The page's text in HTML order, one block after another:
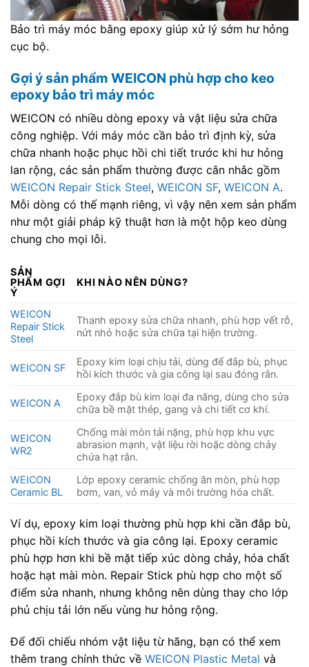
Bảo trì máy móc bằng epoxy giúp xử lý sớm hư hỏng
cục bộ.
Gợi ý sản phẩm WEICON phù hợp cho keo
epoxy bảo trì máy móc
WEICON có nhiều dòng epoxy và vật liệu sửa chữa
công nghiệp. Với máy móc cần bảo trì định kỳ, sửa
chữa nhanh hoặc phục hồi chi tiết trước khi hư hỏng
lan rộng, các sản phẩm thường được cân nhắc gồm
WEICON Repair Stick Steel, WEICON SF, WEICON A.
Mỗi dòng có thế mạnh riêng, vì vậy nên xem sản phẩm
như một giải pháp kỹ thuật hơn là một hộp keo dùng
chung cho mọi lỗi.
SẢN
PHẨM GỢI
Ý
KHI NÀO NÊN DÙNG?
WEICON
Repair Stick
Steel
Thanh epoxy sửa chữa nhanh, phù hợp vết rỗ,
nứt nhỏ hoặc sửa chữa tại hiện trường.
WEICON SF
Epoxy kim loại chịu tải, dùng để đắp bù, phục
hồi kích thước và gia công lại sau đóng rắn.
WEICON A
Epoxy đắp bù kim loại đa năng, dùng cho sửa
chữa bề mặt thép, gang và chi tiết cơ khí.
WEICON
WR2
Chống mài mòn tải nặng, phù hợp khu vực
abrasion mạnh, vật liệu rời hoặc dòng chảy
chứa hạt rắn.
WEICON
Ceramic BL
Lớp epoxy ceramic chống ăn mòn, phù hợp
bơm, van, vỏ máy và môi trường hóa chất.
Ví dụ, epoxy kim loại thường phù hợp khi cần đắp bù,
phục hồi kích thước và gia công lại. Epoxy ceramic
phù hợp hơn khi bề mặt tiếp xúc dòng chảy, hóa chất
hoặc hạt mài mòn. Repair Stick phù hợp cho một số
điểm sửa nhanh, nhưng không nên dùng thay cho lớp
phủ chịu tải lớn nếu vùng hư hỏng rộng.
Để đối chiếu nhóm vật liệu từ hãng, bạn có thể xem
thêm trang chính thức về WEICON Plastic Metal và